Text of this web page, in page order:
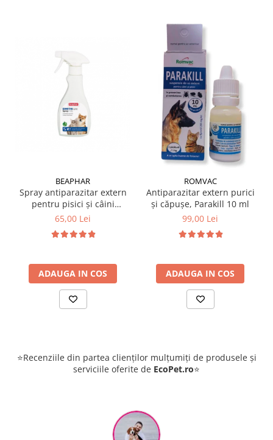
BEAPHAR
Spray antiparazitar extern
pentru pisici și câini
Beaphar Dimethicare 250
65,00 Lei
ADAUGA IN COS
ROMVAC
Antiparazitar extern purici
și căpușe, Parakill 10 ml
99,00 Lei
ADAUGA IN COS
⭐Recenziile din partea clienților mulțumiți de produsele și
serviciile oferite de EcoPet.ro⭐